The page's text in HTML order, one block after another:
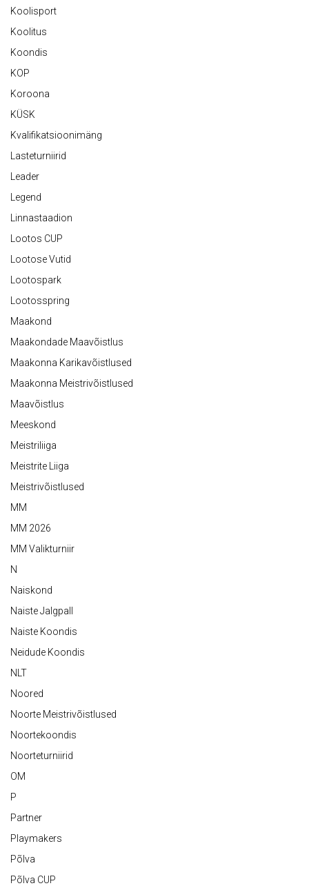
Koolisport
Koolitus
Koondis
KOP
Koroona
KÜSK
Kvalifikatsioonimäng
Lasteturniirid
Leader
Legend
Linnastaadion
Lootos CUP
Lootose Vutid
Lootospark
Lootosspring
Maakond
Maakondade Maavõistlus
Maakonna Karikavõistlused
Maakonna Meistrivõistlused
Maavõistlus
Meeskond
Meistriliiga
Meistrite Liiga
Meistrivõistlused
MM
MM 2026
MM Valikturniir
N
Naiskond
Naiste Jalgpall
Naiste Koondis
Neidude Koondis
NLT
Noored
Noorte Meistrivõistlused
Noortekoondis
Noorteturniirid
OM
P
Partner
Playmakers
Põlva
Põlva CUP